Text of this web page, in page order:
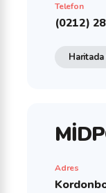
Telefon
(0212)
Adres